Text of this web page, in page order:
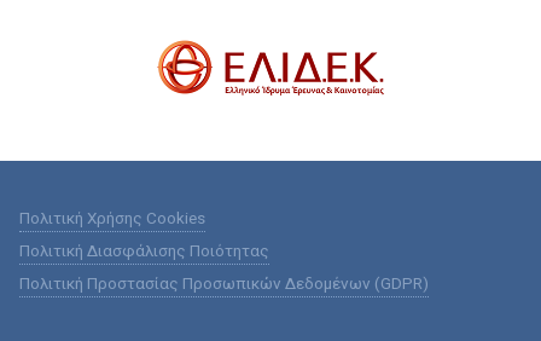
Πολιτική Χρήσης Cookies
Πολιτική Διασφάλισης Ποιότητας
Πολιτική Προστασίας Προσωπικών Δεδομένων (GDPR)